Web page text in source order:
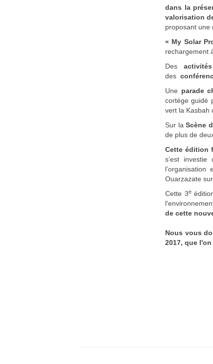
dans la
valorisation
proposant une
« My Solar
rechargement
Des
des
Une parade
cortège guidé
vert la Kasbah
Sur laScène
de plus de
Cette édition
s’est
Ouarzazate
Cette 3e
de cette
Nous vous
2017, que